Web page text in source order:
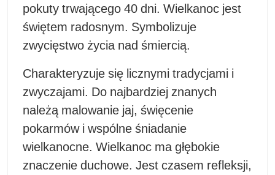
pokuty trwającego 40 dni. Wielkanoc jest
świętem radosnym. Symbolizuje
zwycięstwo życia nad śmiercią.
Charakteryzuje się licznymi tradycjami i
zwyczajami. Do najbardziej znanych
należą malowanie jaj, święcenie
pokarmów i wspólne śniadanie
wielkanocne. Wielkanoc ma głębokie
znaczenie duchowe. Jest czasem refleksji,